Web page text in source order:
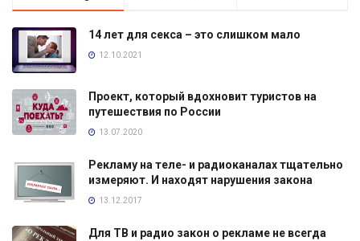
14 лет для секса – это слишком мало
12.10.2021
Проект, который вдохновит туристов на
путешествия по России
13.07.2020
Рекламу на теле- и радиоканалах тщательно
измеряют. И находят нарушения закона
13.12.2017
Для ТВ и радио закон о рекламе не всегда